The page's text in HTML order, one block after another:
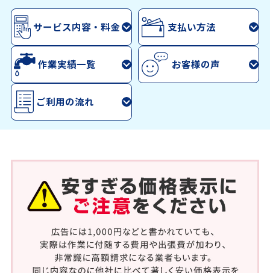
サービス内容・料金 支払い方法
作業実績一覧 お客様の声
ご利用の流れ